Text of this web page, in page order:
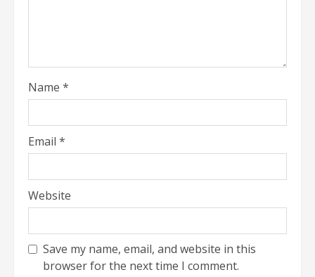
Name *
Email *
Website
Save my name, email, and website in this
browser for the next time I comment.